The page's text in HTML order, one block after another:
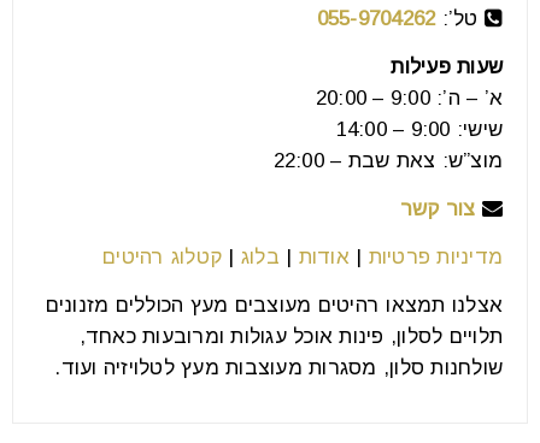
נקודת המיקוד במרבית חדרי הסלון היא הטלוויזיה. האופן
שילווה
קרא עוד
טל’:055-9704262
שעות פעילות
א’ – ה’: 9:00 – 20:00
שישי: 9:00 – 14:00
מוצ”ש: צאת שבת – 22:00
צור קשר
מדיניות פרטיות |אודות | בלוג | קטלוג רהיטים
אצלנו תמצאו רהיטים מעוצבים מעץ הכוללים מזנונים
תלויים לסלון, פינות אוכל עגולות ומרובעות כאחד,
שולחנות סלון, מסגרות מעוצבות מעץ לטלויזיה ועוד.